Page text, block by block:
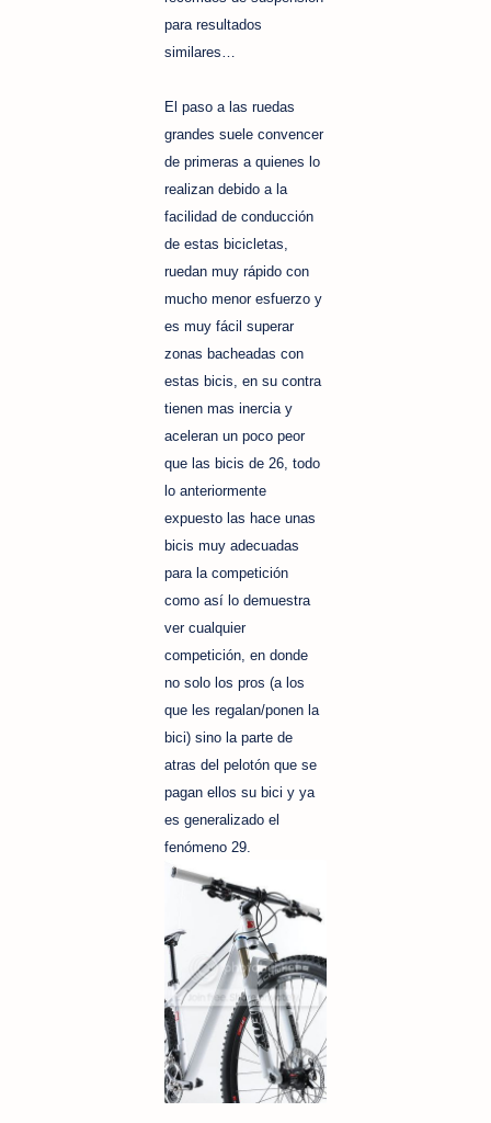
para resultados
similares…
El paso a las ruedas
grandes suele convencer
de primeras a quienes lo
realizan debido a la
facilidad de conducción
de estas bicicletas,
ruedan muy rápido con
mucho menor esfuerzo y
es muy fácil superar
zonas bacheadas con
estas bicis, en su contra
tienen mas inercia y
aceleran un poco peor
que las bicis de 26, todo
lo anteriormente
expuesto las hace unas
bicis muy adecuadas
para la competición
como así lo demuestra
ver cualquier
competición, en donde
no solo los pros (a los
que les regalan/ponen la
bici) sino la parte de
atras del pelotón que se
pagan ellos su bici y ya
es generalizado el
fenómeno 29.